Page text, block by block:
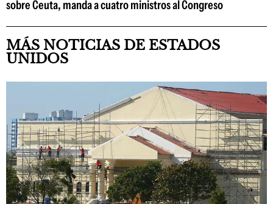
sobre Ceuta, manda a cuatro ministros al Congreso
MÁS NOTICIAS DE ESTADOS
UNIDOS